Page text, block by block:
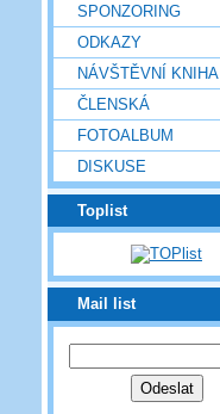
SPONZORING
ODKAZY
NÁVŠTĚVNÍ KNIHA
ČLENSKÁ
FOTOALBUM
DISKUSE
Toplist
Mail list